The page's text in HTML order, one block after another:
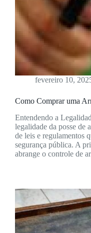
fevereiro 10,
Como Comprar uma
Entendendo a
legalidade da posse de
de leis e regulamentos
segurança pública. A
abrange o controle de